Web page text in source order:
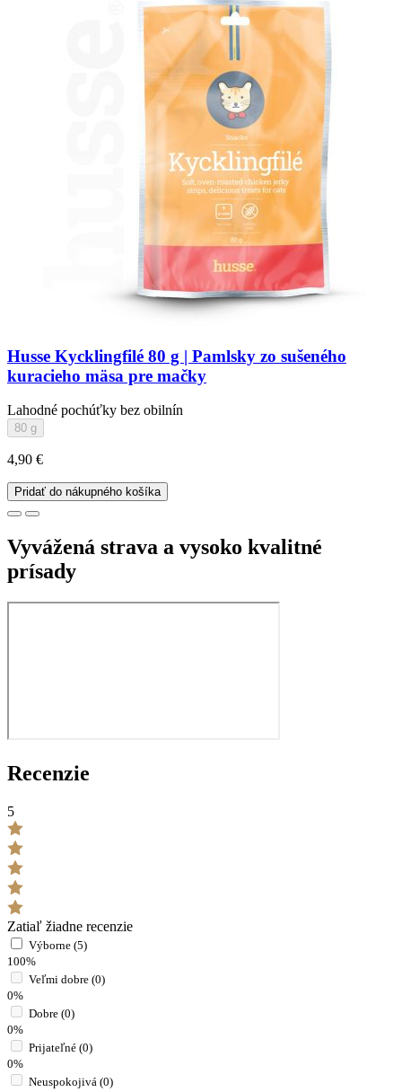
Husse Kycklingfilé 80 g | Pamlsky zo sušeného
kuracieho mäsa pre mačky
Lahodné pochúťky bez obilnín
80 g
4,90 €
Pridať do nákupného košíka
Vyvážená strava a vysoko kvalitné
prísady
Recenzie
5
Zatiaľ žiadne recenzie
Výborne (5)
100%
Veľmi dobre (0)
0%
Dobre (0)
0%
Prijateľné (0)
0%
Neuspokojivá (0)